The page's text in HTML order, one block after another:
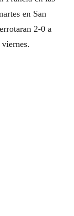
en San
2-0 a